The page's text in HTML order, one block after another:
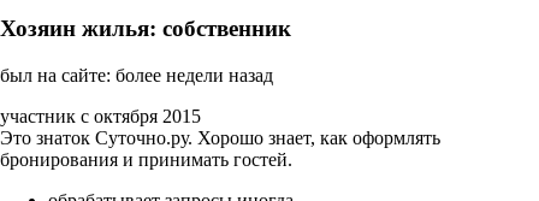
Хозяин жилья: собственник
был на сайте: более недели назад
участник с октября 2015
Это знаток Суточно.ру. Хорошо знает, как оформлять
бронирования и принимать гостей.